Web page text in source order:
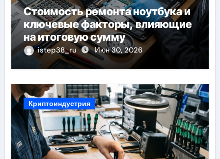
Стоимость ремонта ноутбука и
ключевые факторы, влияющие
на итоговую сумму
istep38_ru Июн 30, 2026
Криптоиндустрия